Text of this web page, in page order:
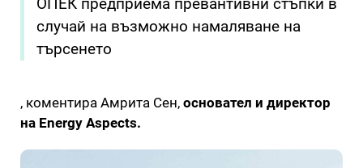
случай на възможно намаляване на
търсенето
, коментира Амрита Сен, основател и директор
на Energy Aspects.